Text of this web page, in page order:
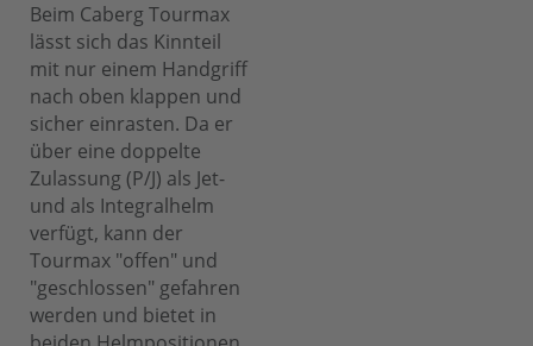
Beim Caberg Tourmax
lässt sich das Kinnteil
mit nur einem Handgriff
nach oben klappen und
sicher einrasten. Da er
über eine doppelte
Zulassung (P/J) als Jet-
und als Integralhelm
verfügt, kann der
Tourmax "offen" und
"geschlossen" gefahren
werden und bietet in